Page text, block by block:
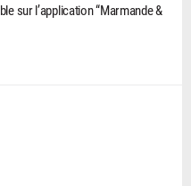
sur l’application “Marmande &